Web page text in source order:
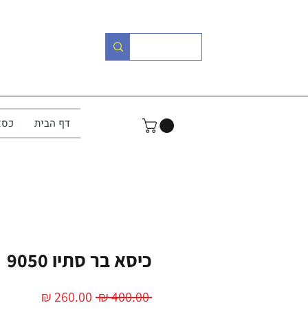
דף הבית
כיסא בר סתיו 9050
‏400.00 ‏₪
מחיר